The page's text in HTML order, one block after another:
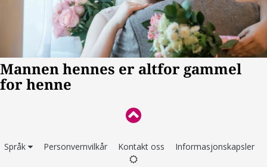
Språk Personvernvilkår Kontakt oss Informasjonskapsler